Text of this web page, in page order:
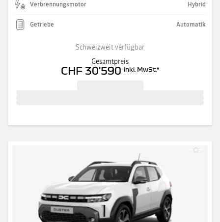
Verbrennungsmotor Hybrid
Getriebe Automatik
Schweizweit verfügbar
Gesamtpreis
CHF 30'590 inkl. MwSt.*